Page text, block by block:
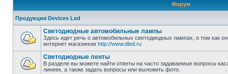
Форум
Продукция Devices Led
Светодиодные автомобильные лампы
Здесь идет речь о автомобильных светодиодных лампах, о том как
интернет магазином http://www.dled.ru
Светодиодные ленты
В разделе вы можете найти ответы на часто задаваемые вопросы
линеек, а также задать вопросы или выложить фото.